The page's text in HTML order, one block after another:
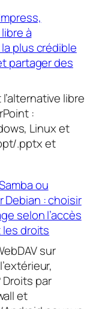
à
plus crédible
partager des
libre
:
Linux et
.pptx et
ou
Debian : choisir
selon l’accès
droits
sur
Droits par
et